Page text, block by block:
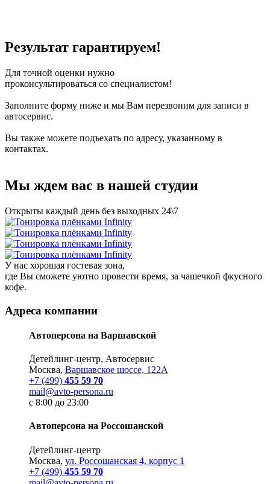
Результат гарантируем!
Для точной оценки нужно
проконсультироваться со специалистом!
Заполните форму ниже и мы Вам перезвоним для записи в
автосервис.
Вы также можете подъехать по адресу, указанному в
контактах.
Мы ждем вас в нашей студии
Открыты каждый день без выходных 24\7
У нас хорошая гостевая зона,
где Вы сможете уютно провести время, за чашечкой фкусного
кофе.
Адреса компании
Автоперсона на Варшавской
Детейлинг-центр, Автосервис
Москва, Варшавское шоссе, 122А
+7 (499) 455 59 70
mail@avto-persona.ru
с 8:00 до 23:00
Автоперсона на Россошанской
Детейлинг-центр
Москва, ул. Россошанская 4, корпус 1
+7 (499) 455 59 70